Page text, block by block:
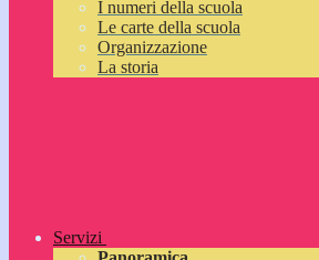
I numeri della scuola
Le carte della scuola
Organizzazione
La storia
Servizi